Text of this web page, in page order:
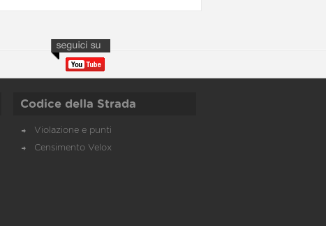
Codice della Strada
Violazione e punti
Censimento Velox